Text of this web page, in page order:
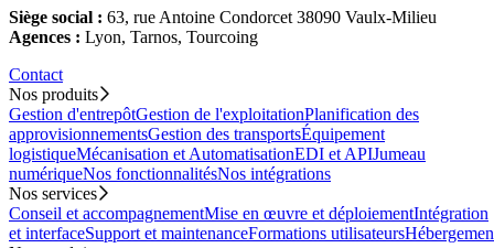
Siège social : 63, rue Antoine Condorcet 38090 Vaulx-Milieu
Agences : Lyon, Tarnos, Tourcoing
Contact
Nos produits
Gestion d'entrepôtGestion de l'exploitationPlanification des
approvisionnementsGestion des transportsÉquipement
logistiqueMécanisation et AutomatisationEDI et APIJumeau
numériqueNos fonctionnalitésNos intégrations
Nos services
Conseil et accompagnementMise en œuvre et déploiementIntégration
et interfaceSupport et maintenanceFormations utilisateurs